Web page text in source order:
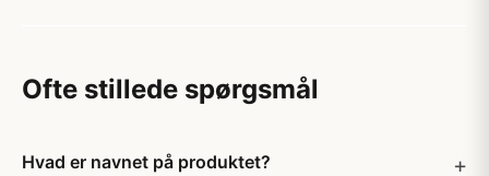
Ofte stillede spørgsmål
Hvad er navnet på produktet?